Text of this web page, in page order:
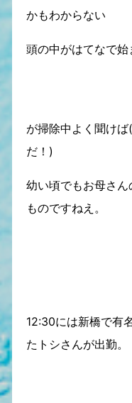
かもわからない
頭の中がはてなで始
が掃除中よく聞け
だ！)
幼い頃でもお母さ
ものですねえ。
12:30には新橋で有
たトシさんが出勤。